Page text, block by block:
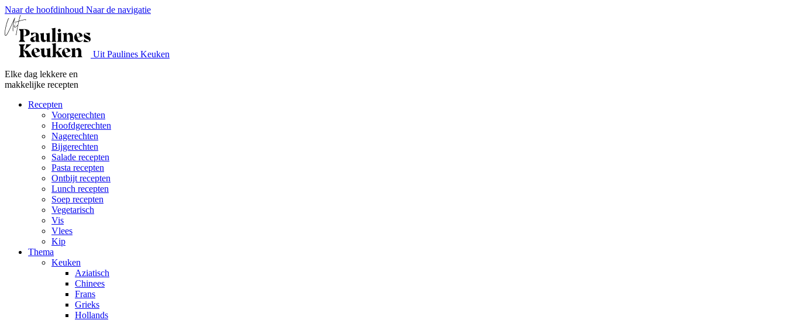
Naar de hoofdinhoud Naar de navigatie
Uit Paulines Keuken
Elke dag lekkere en
makkelijke recepten
Recepten
Voorgerechten
Hoofdgerechten
Nagerechten
Bijgerechten
Salade recepten
Pasta recepten
Ontbijt recepten
Lunch recepten
Soep recepten
Vegetarisch
Vis
Vlees
Kip
Thema
Keuken
Aziatisch
Chinees
Frans
Grieks
Hollands